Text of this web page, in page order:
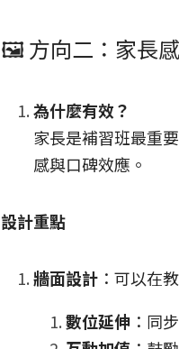
🖼️ 方向二：家長
為什麼有效？
家長是補習班最重
感與口碑效應。
設計重點
牆面設計 ：可以在
數位延伸 ：同